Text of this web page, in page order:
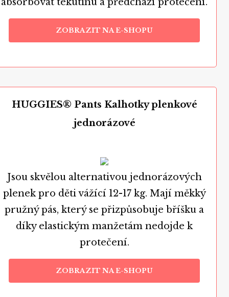
ZOBRAZIT NA E-SHOPU
HUGGIES® Pants Kalhotky plenkové
jednorázové
Jsou skvělou alternativou jednorázových
plenek pro děti vážící 12-17 kg. Mají měkký
pružný pás, který se přizpůsobuje bříšku a
díky elastickým manžetám nedojde k
protečení.
ZOBRAZIT NA E-SHOPU